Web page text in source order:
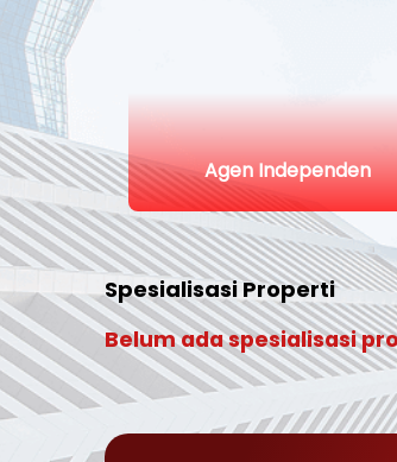
Agen Independen
Spesialisasi Properti
Belum ada spesialisasi